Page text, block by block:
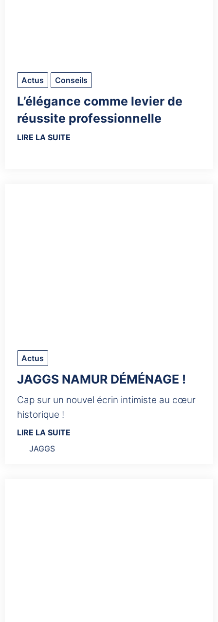
Actus Conseils
L’élégance comme levier de
réussite professionnelle
LIRE LA SUITE
Actus
JAGGS NAMUR DÉMÉNAGE !
Cap sur un nouvel écrin intimiste au cœur
historique !
LIRE LA SUITE
JAGGS